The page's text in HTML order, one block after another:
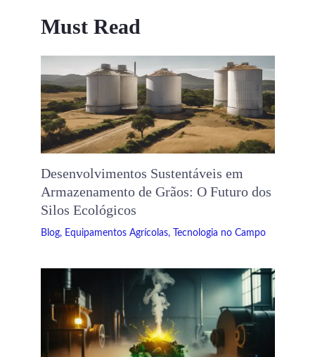
Must Read
Desenvolvimentos Sustentáveis ​​em
Armazenamento de Grãos: O Futuro dos
Silos Ecológicos
Blog, Equipamentos Agrícolas, Tecnologia no Campo